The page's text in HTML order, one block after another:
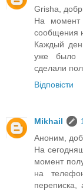
Grisha,
На момент
сообщения
Каждый
уже было
сделали
Відповісти
Mikhail
Аноним,
На
момент
на